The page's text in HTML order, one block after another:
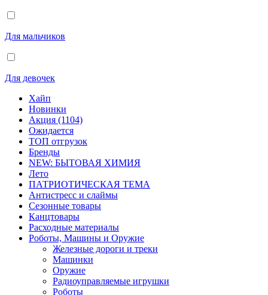
Для мальчиков
Для девочек
Хайп
Новинки
Акция (1104)
Ожидается
ТОП отгрузок
Бренды
NEW: БЫТОВАЯ ХИМИЯ
Лето
ПАТРИОТИЧЕСКАЯ ТЕМА
Антистресс и слаймы
Сезонные товары
Канцтовары
Расходные материалы
Роботы, Машины и Оружие
Железные дороги и треки
Машинки
Оружие
Радиоуправляемые игрушки
Роботы